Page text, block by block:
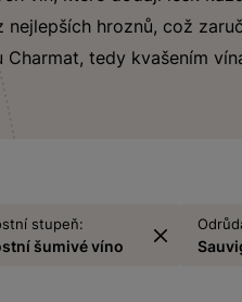
hroznů, což
tedy kvašením
stupeň:
šumivé víno